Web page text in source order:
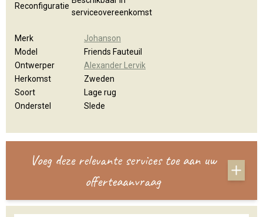
Reconfiguratie
serviceovereenkomst
Merk
Johanson
Model
Friends Fauteuil
Ontwerper
Alexander Lervik
Herkomst
Zweden
Soort
Lage rug
Onderstel
Slede
Voeg deze relevante services toe aan uw
offerteaanvraag